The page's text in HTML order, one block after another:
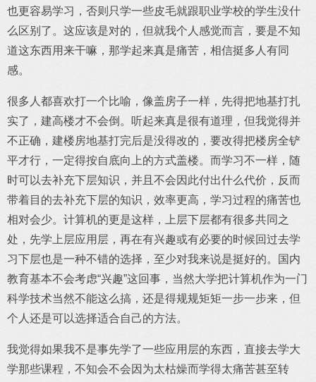
也更容易学习，否则只学一些皮毛就跟职业学校的学生没什
么区别了。这应该是对的，但就我个人感觉而言，要是不知
道这东西用来干嘛，那学起来真是痛苦，相信挺多人有同
感。
很多人都喜欢打一个比喻，像盖房子一样，先得把地基打扎
实了，建高楼才不会倒。听起来真是很有道理，但我觉得并
不正确，建楼房地基打完后是没得改的，要改得把楼房全铲
平才行，一定得按自底向上的方式盖楼。而学习不一样，随
时可以去补充下层知识，并且不会因此付出什么代价，反而
带着目的去补充下层的知识，效率更高，学习过程的痛苦也
相对会少。计算机的更是这样，上层下层都有很多共同之
处，先学上层应用层，再在有兴趣或有必要的时候回过去学
习下层也是一种不错的选择，至少对我来说是挺好的。国内
教育基本不会考虑“兴趣”这回事，当然大学把计算机作为一门
科学技术当然不能这么搞，还是得规规矩矩一步一步来，但
个人还是可以选择适合自己的方法。
我觉得如果我不是事先学了一些应用层的东西，直接去学大
学那些课程，不知会不会因为太枯燥而学得太痛苦甚至转